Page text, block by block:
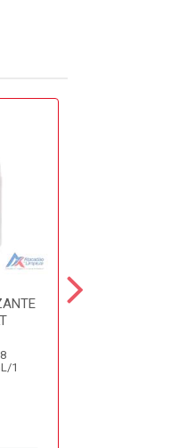
1